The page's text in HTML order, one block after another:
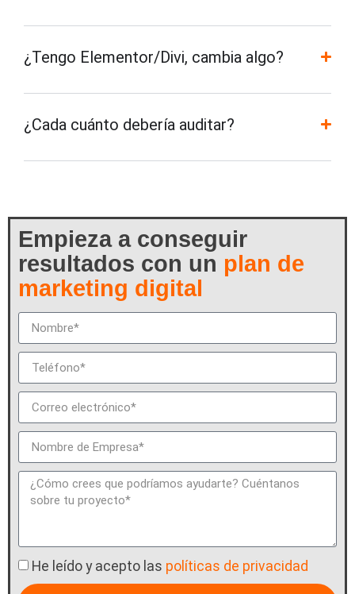
¿Tengo Elementor/Divi, cambia algo?
¿Cada cuánto debería auditar?
Empieza a conseguir
resultados con un plan de
marketing digital
He leído y acepto las políticas de privacidad